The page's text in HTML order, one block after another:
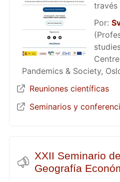
través
Por:
Pandemics & Society,
Reuniones científicas
Seminarios y
XXII Seminario
Geografía